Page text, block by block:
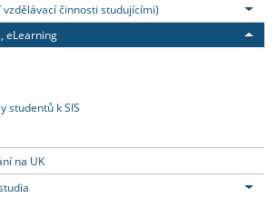
vzdělávací činnosti studujícími)
eLearning
studentů k SIS
na UK